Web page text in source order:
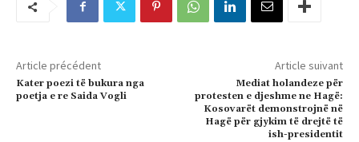
Article précédent
Kater poezi të bukura nga
poetja e re Saida Vogli
Article suivant
Mediat holandeze për
protesten e djeshme ne Hagë:
Kosovarët demonstrojnë në
Hagë për gjykim të drejtë të
ish-presidentit